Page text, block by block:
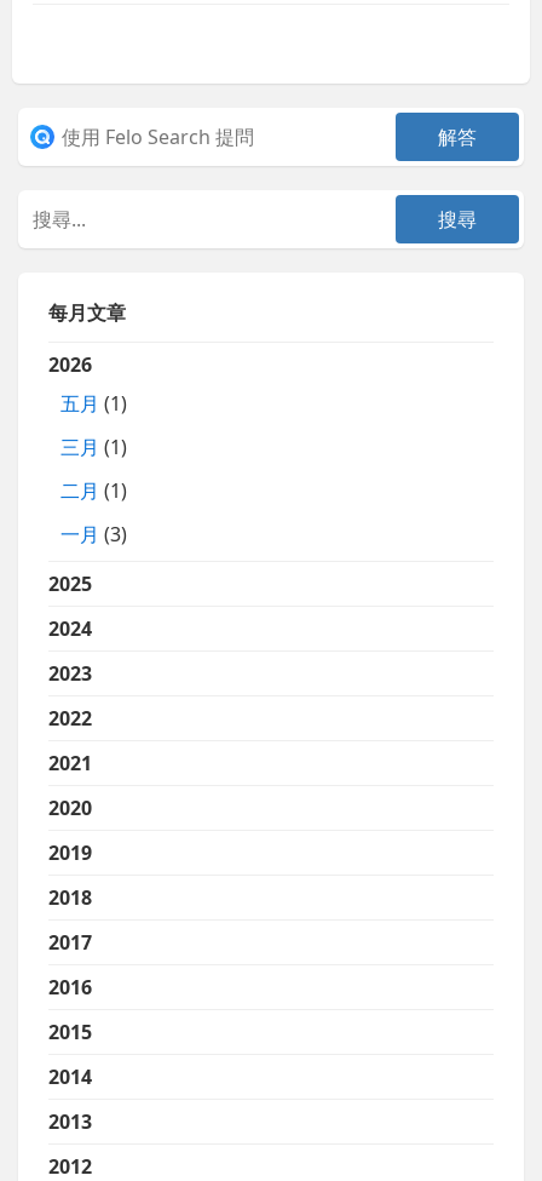
每月文章
2026
五月 (1)
三月 (1)
二月 (1)
一月 (3)
2025
2024
2023
2022
2021
2020
2019
2018
2017
2016
2015
2014
2013
2012